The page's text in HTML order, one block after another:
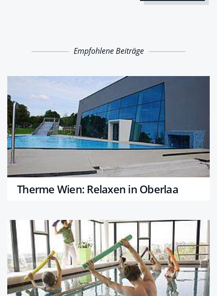
Empfohlene Beiträge
Therme Wien: Relaxen in Oberlaa